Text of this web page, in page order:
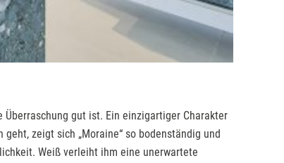
gut ist. Ein einzigartiger Charakter
zeigt sich „Moraine“ so bodenständig und
Weiß verleiht ihm eine unerwartete